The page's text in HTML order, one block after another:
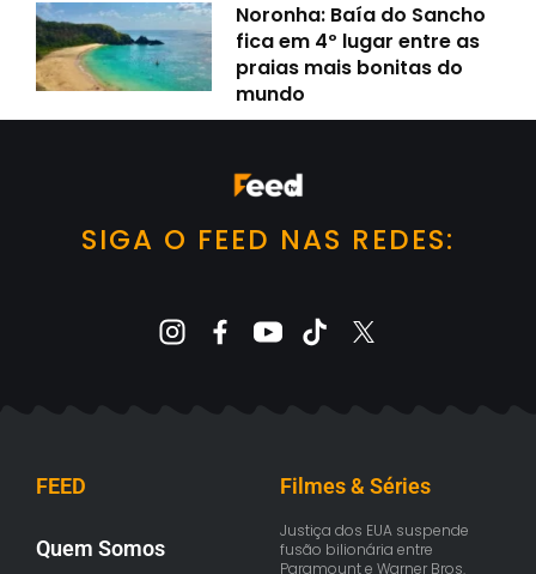
Noronha: Baía do Sancho
fica em 4º lugar entre as
praias mais bonitas do
mundo
SIGA O FEED NAS REDES:
FEED
Quem Somos
Filmes & Séries
Justiça dos EUA suspende
fusão bilionária entre
Paramount e Warner Bros.